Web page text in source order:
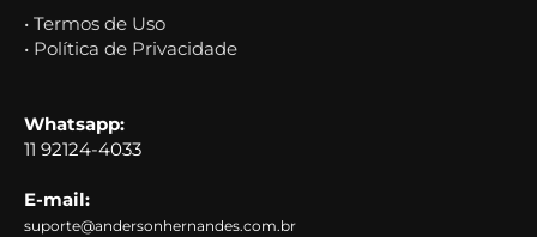
• Termos de Uso
• Política de Privacidade
Whatsapp:
11 92124-4033
E-mail:
suporte@andersonhernandes.com.br